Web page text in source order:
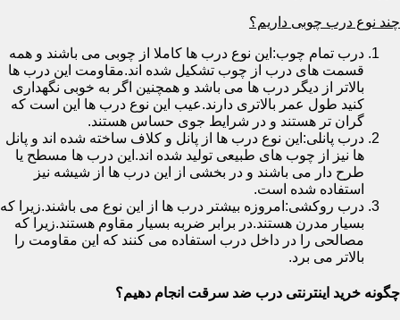
چند نوع درب چوبی داریم؟
درب تمام چوب:این نوع درب ها کاملا از چوبی می باشند و همه
قسمت های درب از چوب تشکیل شده اند.مقاومت این درب ها
بالاتر از دیگر درب ها می باشد و همچنین اگر به خوبی نگهداری
کنید طول عمر بالاتری دارند.عیب این نوع درب ها این است که
گران تر هستند و در شرایط جوی حساس هستند.
درب پانلی:این نوع درب ها از پانل و کلاف ساخته شده اند و پانل
ها نیز از چوب های طبیعی تولید شده اند.این درب ها مسطح یا
طرح دار می باشند و در بخشی از این درب ها از شیشه نیز
استفاده شده است.
درب روکشی:امروزه بیشتر درب ها از این نوع می باشند.زیرا که
بسیار مدرن هستند.در برابر ضربه بسیار مقاوم هستند.زیرا که
مصالحی را در داخل درب استفاده می کنند که این مقاومت را
بالاتر می برد.
چگونه خرید اینترنتی درب ضد سرقت انجام دهیم؟